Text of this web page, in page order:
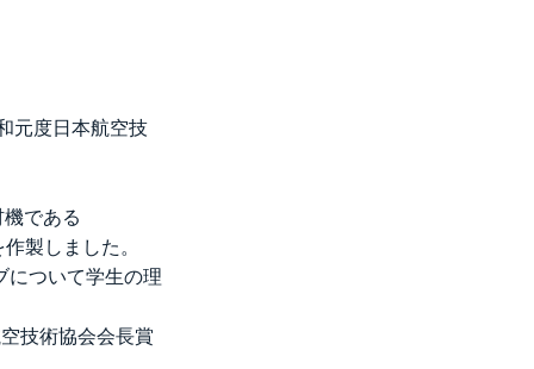
元度日本航空技
である
製しました。
について学生の理
技術協会会長賞